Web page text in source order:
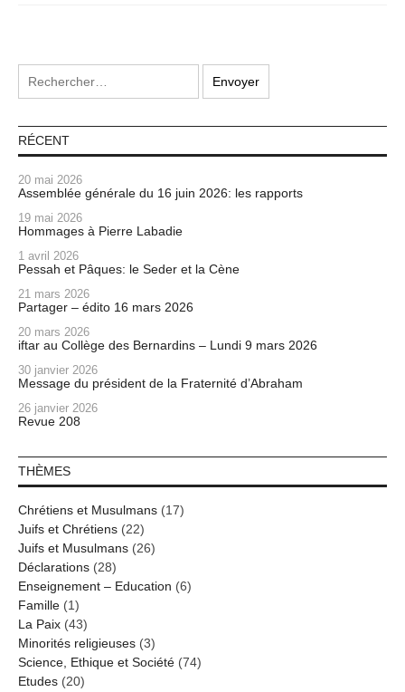
RÉCENT
20 mai 2026
Assemblée générale du 16 juin 2026: les rapports
19 mai 2026
Hommages à Pierre Labadie
1 avril 2026
Pessah et Pâques: le Seder et la Cène
21 mars 2026
Partager – édito 16 mars 2026
20 mars 2026
iftar au Collège des Bernardins – Lundi 9 mars 2026
30 janvier 2026
Message du président de la Fraternité d’Abraham
26 janvier 2026
Revue 208
THÈMES
Chrétiens et Musulmans (17)
Juifs et Chrétiens (22)
Juifs et Musulmans (26)
Déclarations (28)
Enseignement – Education (6)
Famille (1)
La Paix (43)
Minorités religieuses (3)
Science, Ethique et Société (74)
Etudes (20)